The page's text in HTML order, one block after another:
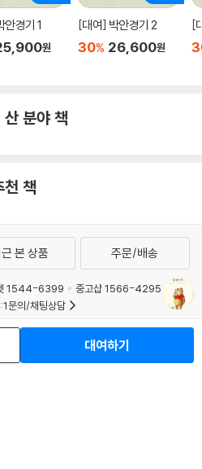
경기 1
원
[대여] 박안경기 2
30% 26,600원
[
분야 책
천 책
대여하기
본 상품 주문/배송
1544-6399
중고샵 1566-4295
문의/채팅상담
주) 사업자 정보
청소년보호정책